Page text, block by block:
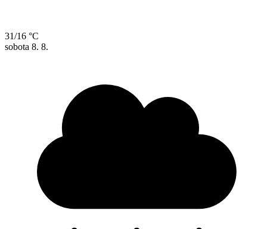
31/16 °C
sobota 8. 8.